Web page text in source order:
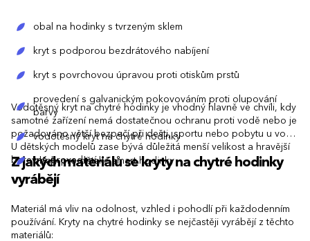
obal na hodinky s tvrzeným sklem
kryt s podporou bezdrátového nabíjení
kryt s povrchovou úpravou proti otiskům prstů
provedení s galvanickým pokovováním proti olupování
barvy
vodotěsný kryt na chytré hodinky
obaly pro dětské smart hodinky
Vodotěsný kryt na chytré hodinky je vhodný hlavně ve chvíli, kdy
samotné zařízení nemá dostatečnou ochranu proti vodě nebo je
požadováno větší bezpečí při dešti, sportu nebo pobytu u vody.
U dětských modelů zase bývá důležitá menší velikost a hravější
barevné provedení.
Z jakých materiálů se kryty na chytré hodinky
vyrábějí
Materiál má vliv na odolnost, vzhled i pohodlí při každodenním
používání. Kryty na chytré hodinky se nejčastěji vyrábějí z těchto
materiálů: